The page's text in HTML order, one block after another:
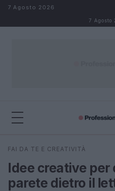
Salta al contenuto
7 Agosto 2026
7 Agosto
Cerca
FAI DA TE E CREATIVITÀ
Idee creative per
parete dietro il